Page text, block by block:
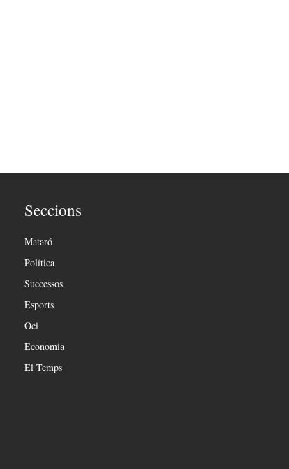
Seccions
Mataró
Política
Successos
Esports
Oci
Economia
El Temps